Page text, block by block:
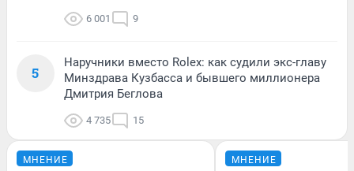
6 001 9
5
Наручники вместо Rolex: как судили экс-главу
Минздрава Кузбасса и бывшего миллионера
Дмитрия Беглова
4 735 15
МНЕНИЕ МНЕНИЕ